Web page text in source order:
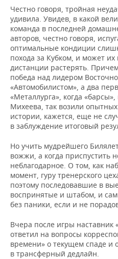
Честно говоря, тройная
удивила. Увидев, в какой
команда в последней
авторов, честно говоря,
оптимальные кондиции
похода за Кубком, и может
дистанции растерять.
победа над лидером
«Автомобилистом», а два
«Металлурга», когда
Михеева, так возили
истории, кажется, еще не
в заблуждение итоговый
Но учить мудрейшего
вожжи, а когда приспустить
неблагодарное. О том, как
момент, гуру тренерского
поэтому последовавшие в
воспринятые и штабом, и
без паники, если и не
Вчера после игры наставник
ответил на вопросы
времени» о текущем спаде и
в трансферный дедлайн.